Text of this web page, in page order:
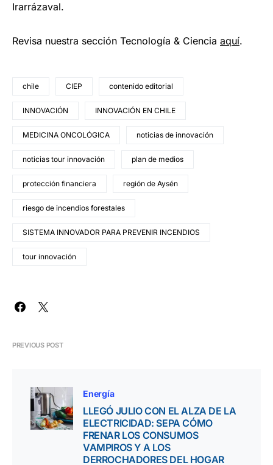
Irarrázaval.
Revisa nuestra sección Tecnología & Ciencia aquí.
chile CIEP contenido editorial
INNOVACIÓN INNOVACIÓN EN CHILE
MEDICINA ONCOLÓGICA noticias de innovación
noticias tour innovación plan de medios
protección financiera región de Aysén
riesgo de incendios forestales
SISTEMA INNOVADOR PARA PREVENIR INCENDIOS
tour innovación
PREVIOUS POST
Energía
LLEGÓ JULIO CON EL ALZA DE LA
ELECTRICIDAD: SEPA CÓMO
FRENAR LOS CONSUMOS
VAMPIROS Y A LOS
DERROCHADORES DEL HOGAR